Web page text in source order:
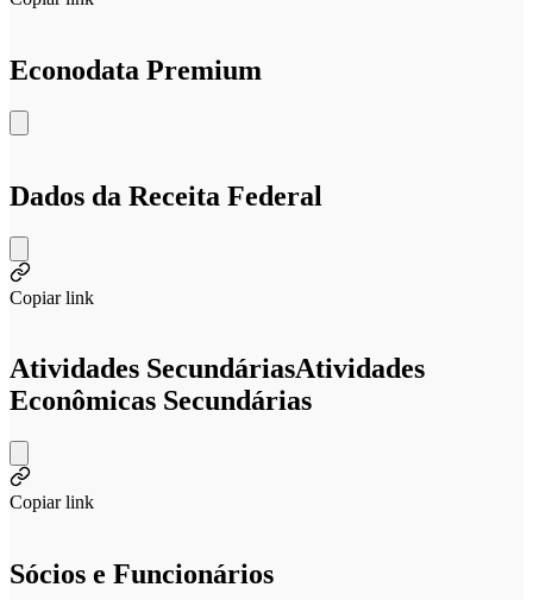
Econodata Premium
Dados da Receita Federal
Copiar link
Atividades SecundáriasAtividades
Econômicas Secundárias
Copiar link
Sócios e Funcionários